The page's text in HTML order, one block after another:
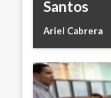
Santos
Ariel Cabrera